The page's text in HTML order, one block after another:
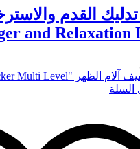
and Relaxation
السلة